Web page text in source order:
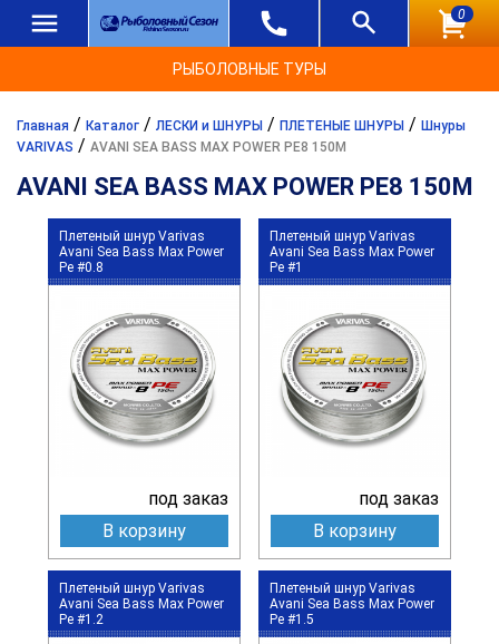
0
РЫБОЛОВНЫЕ ТУРЫ
Главная / Каталог / ЛЕСКИ и ШНУРЫ / ПЛЕТЕНЫЕ ШНУРЫ / Шнуры
VARIVAS / AVANI SEA BASS MAX POWER PE8 150M
AVANI SEA BASS MAX POWER PE8 150M
Плетеный шнур Varivas
Avani Sea Bass Max Power
Pe #0.8
под заказ
В корзину
Плетеный шнур Varivas
Avani Sea Bass Max Power
Pe #1
под заказ
В корзину
Плетеный шнур Varivas
Avani Sea Bass Max Power
Pe #1.2
Плетеный шнур Varivas
Avani Sea Bass Max Power
Pe #1.5